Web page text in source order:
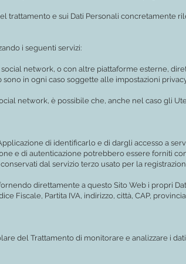
e sui Dati Personali concretamente
i seguenti servizi:
network, o con altre piattaforme esterne,
in ogni caso soggette alle impostazioni
network, è possibile che, anche nel caso gli
di identificarlo e di dargli accesso a
e di autenticazione potrebbero essere forniti
dal servizio terzo usato per la
direttamente a questo Sito Web i propri
Fiscale, Partita IVA, indirizzo, città, CAP,
del Trattamento di monitorare e analizzare i